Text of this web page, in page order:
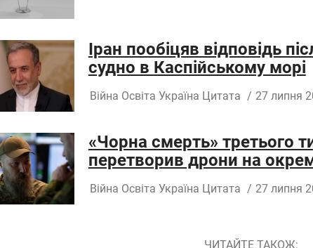
Іран пообіцяв відповідь
судно в Каспійському морі
Війна Освіта Україна Цитата / 27 липня
«Чорна смерть» третього
перетворив дрони на
Війна Освіта Україна Цитата / 27 липня
ЧИТАЙТЕ ТАКОЖ: